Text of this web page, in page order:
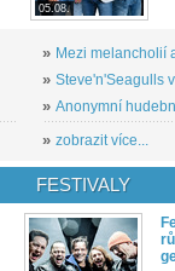
05.08.
» Mezi melancholií
» Steve'n'Seagulls
» Anonymní
» zobrazit více...
FESTIVALY